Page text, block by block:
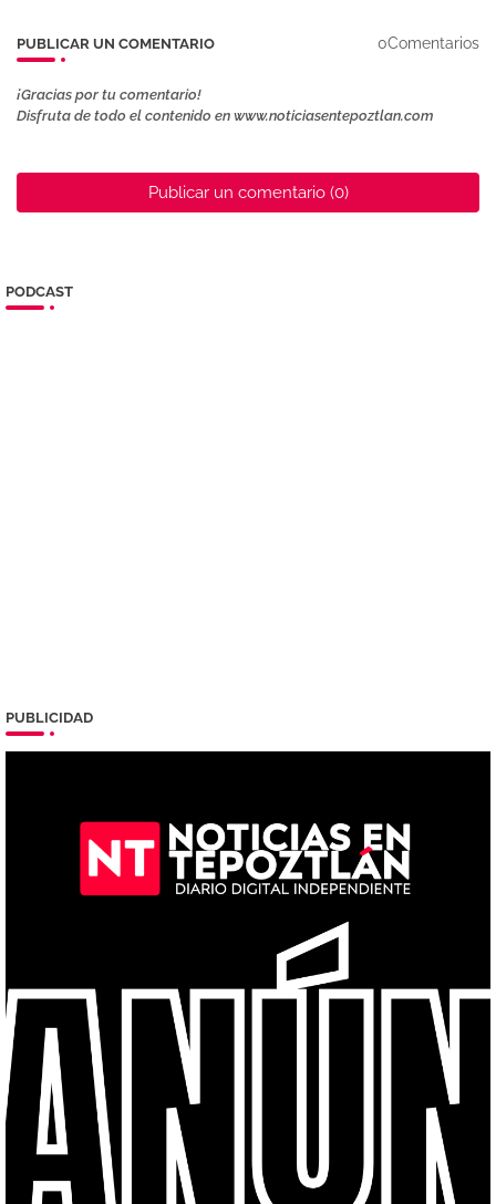
PUBLICAR UN COMENTARIO 0Comentarios
¡Gracias por tu comentario!
Disfruta de todo el contenido en www.noticiasentepoztlan.com
Publicar un comentario (0)
PODCAST
PUBLICIDAD